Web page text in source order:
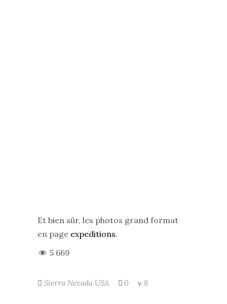
Et bien sûr, les photos grand format
en page expeditions.
5 669
Sierra Nevada USA 0 8